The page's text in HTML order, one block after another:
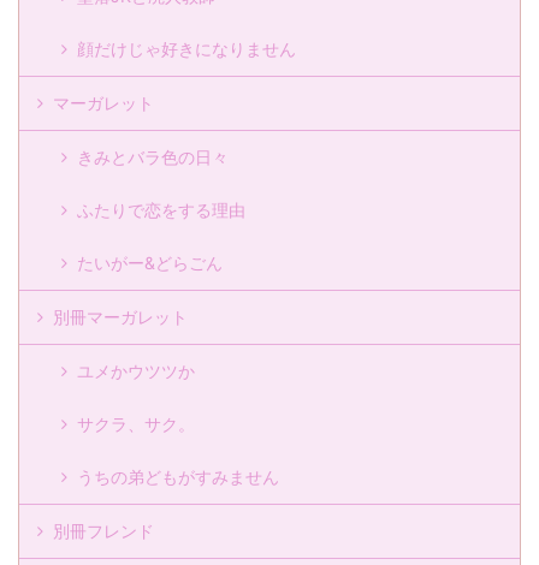
顔だけじゃ好きになりません
マーガレット
きみとバラ色の日々
ふたりで恋をする理由
たいがー&どらごん
別冊マーガレット
ユメかウツツか
サクラ、サク。
うちの弟どもがすみません
別冊フレンド